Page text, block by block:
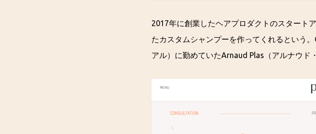
2017年に創業したヘアプロダクトのスタート
たカスタムシャンプーを作ってくれるという
アル）に勤めていたArnaud Plas（アルナウド